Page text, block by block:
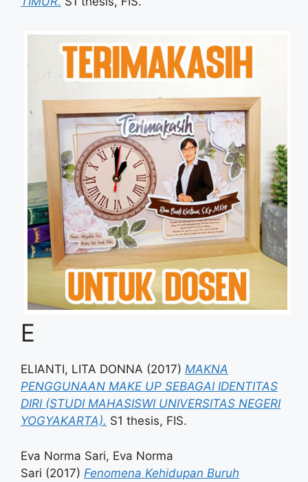
E
ELIANTI, LITA DONNA (2017) MAKNA
PENGGUNAAN MAKE UP SEBAGAI IDENTITAS
DIRI (STUDI MAHASISWI UNIVERSITAS NEGERI
YOGYAKARTA). S1 thesis, FIS.
Eva Norma Sari, Eva Norma
Sari (2017) Fenomena Kehidupan Buruh